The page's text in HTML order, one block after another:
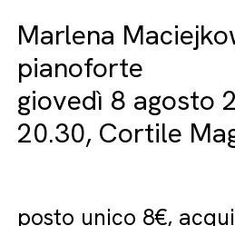
Marlena
pianoforte
giovedì 8 agosto
20.30, Cortile
posto unico 8€,